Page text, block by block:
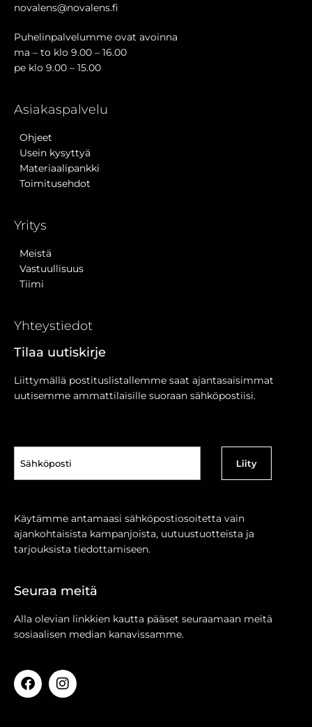
novalens@novalens.fi
Puhelinpalvelumme ovat avoinna
ma – to klo 9.00 – 16.00
pe klo 9.00 – 15.00
Asiakaspalvelu
Ohjeet
Usein kysyttyä
Materiaalipankki
Toimitusehdot
Yritys
Meistä
Vastuullisuus
Tiimi
Yhteystiedot
Tilaa uutiskirje
Liittymällä postituslistallemme saat ajantasaisimmat
uutisemme ammattilaisille suoraan sähköpostiisi.
(Pakollinen)
Käytämme antamaasi sähköpostiosoitetta vain
ajankohtaisista kampanjoista, uutuustuotteista ja
tarjouksista tiedottamiseen.
Seuraa meitä
Alla olevian linkkien kautta pääset seuraamaan meitä
sosiaalisen median kanavissamme.